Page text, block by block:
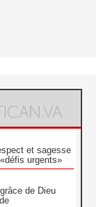
et sagesse
urgents»
de Dieu